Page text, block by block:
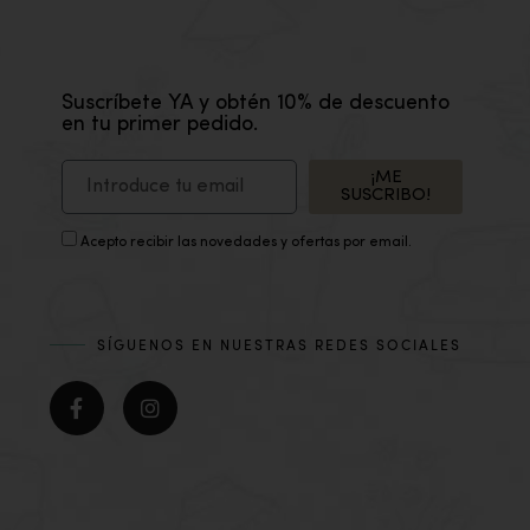
Suscríbete YA y obtén 10% de descuento
en tu primer pedido.
Acepto recibir las novedades y ofertas por email.
¡ME
SUSCRIBO!
SÍGUENOS EN NUESTRAS REDES SOCIALES